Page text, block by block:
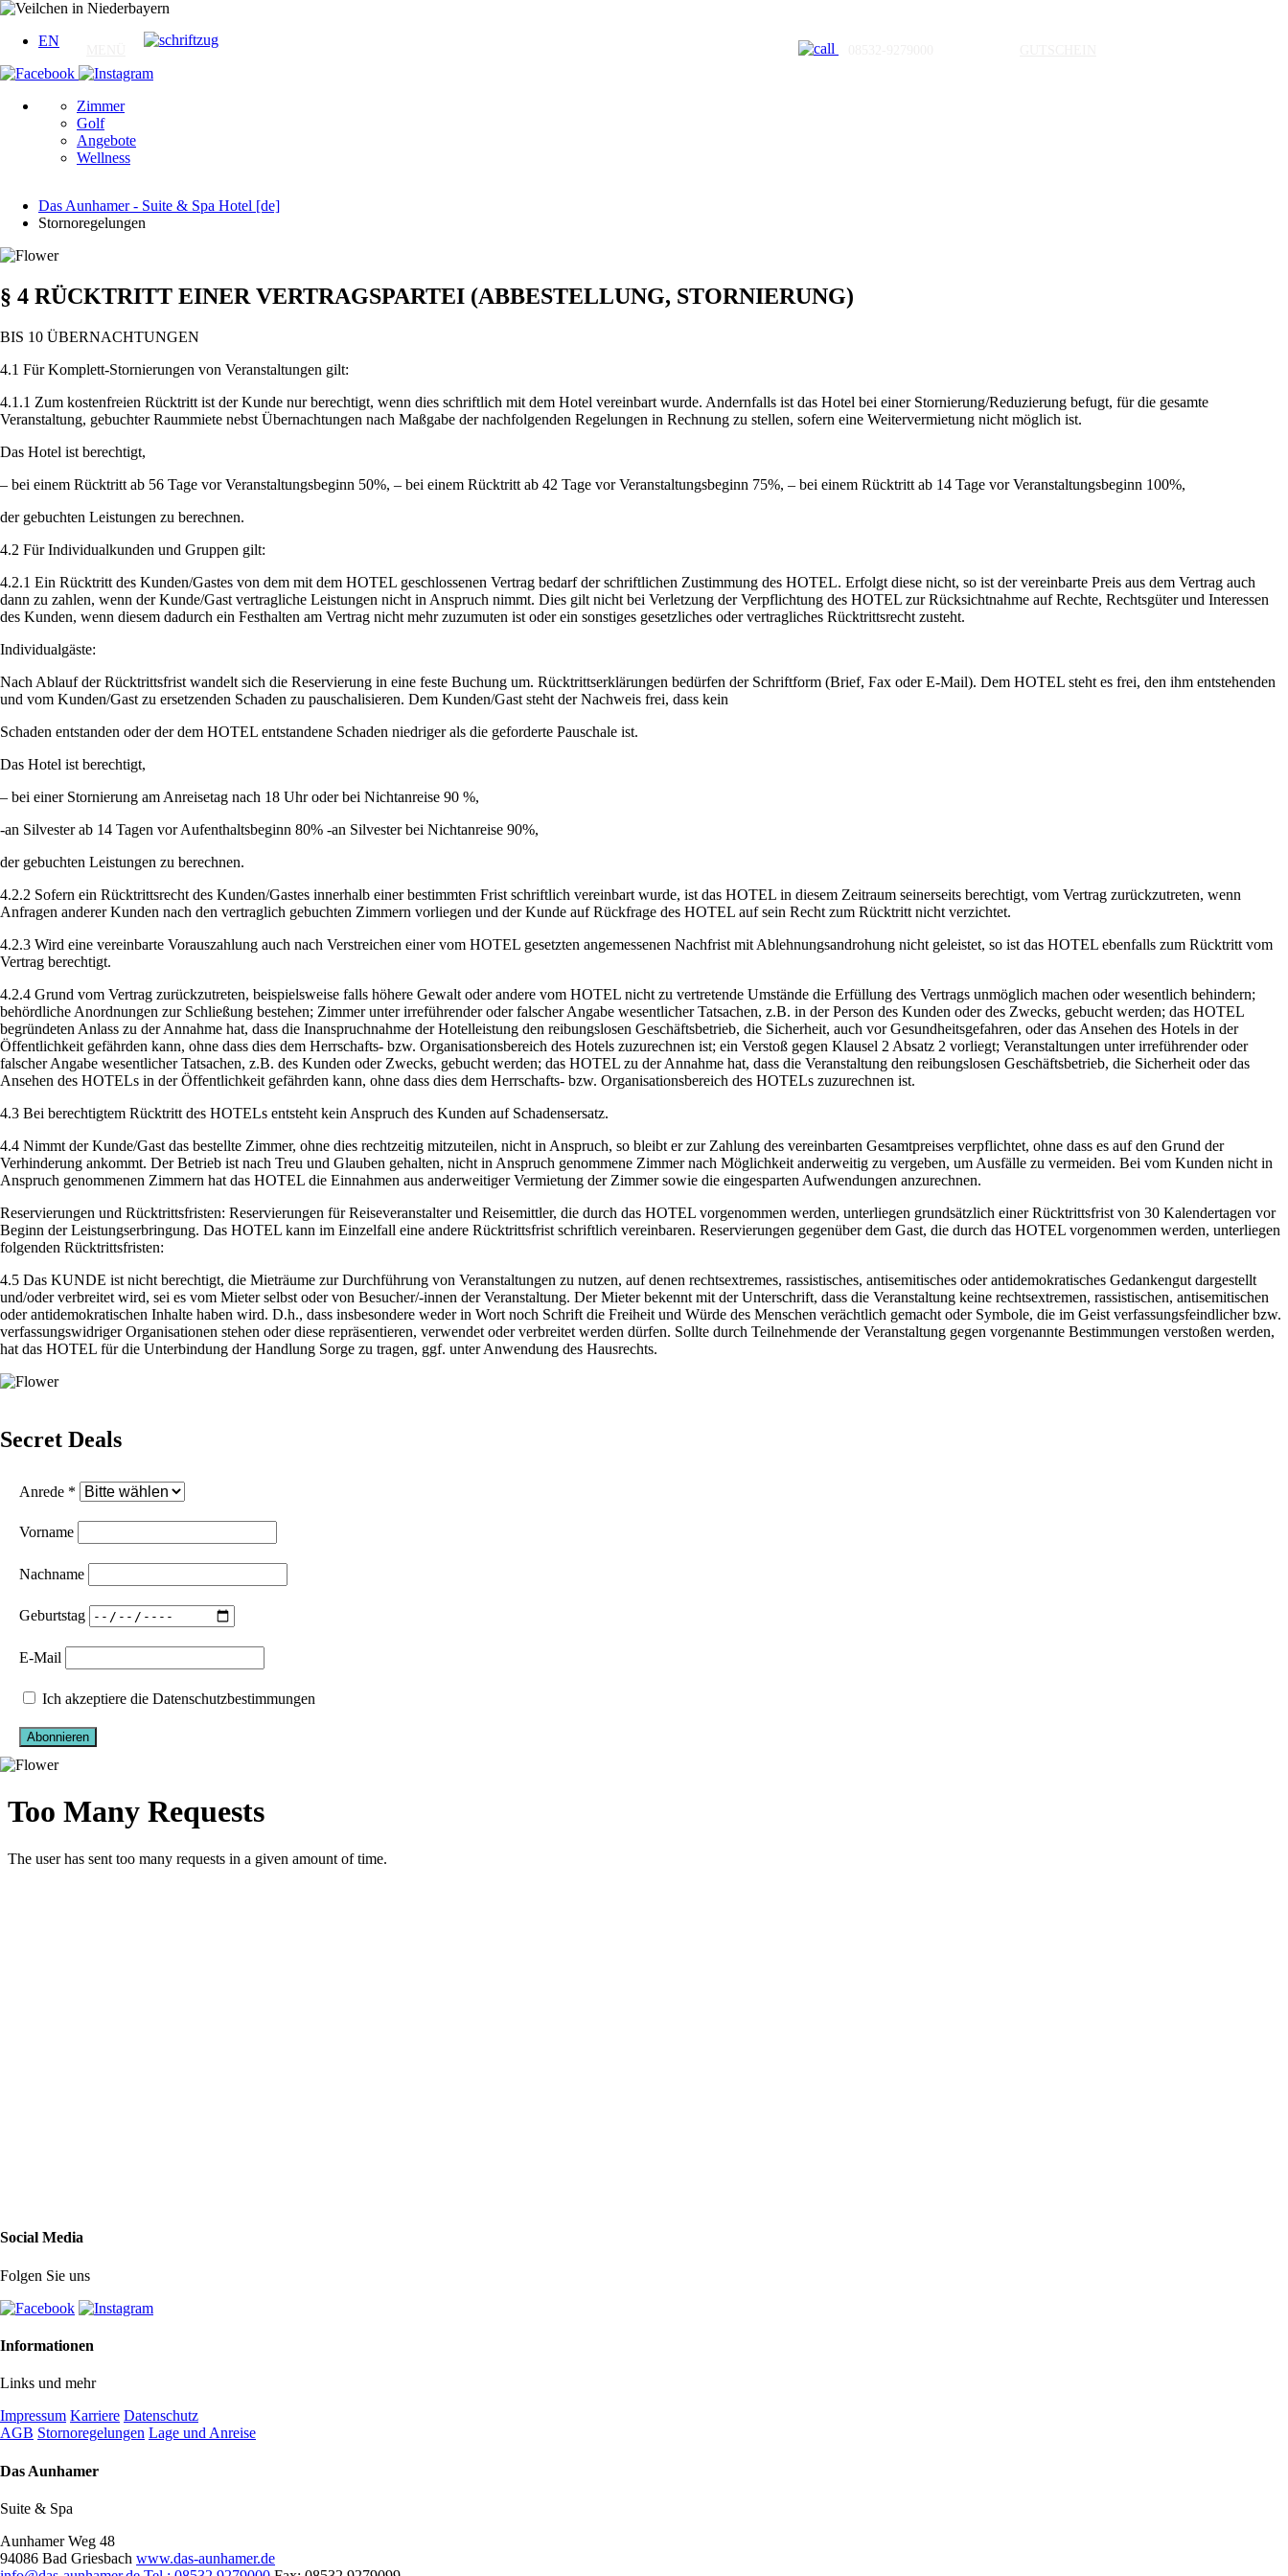
EN
Zimmer
Golf
Angebote
Wellness
Das Aunhamer - Suite & Spa Hotel [de]
Stornoregelungen
§ 4 RÜCKTRITT EINER VERTRAGSPARTEI (ABBESTELLUNG, STORNIERUNG)
BIS 10 ÜBERNACHTUNGEN
4.1 Für Komplett-Stornierungen von Veranstaltungen gilt:
4.1.1 Zum kostenfreien Rücktritt ist der Kunde nur berechtigt, wenn dies schriftlich mit dem Hotel vereinbart wurde. Andernfalls ist das Hotel bei einer Stornierung/Reduzierung befugt, für die gesamte
Veranstaltung, gebuchter Raummiete nebst Übernachtungen nach Maßgabe der nachfolgenden Regelungen in Rechnung zu stellen, sofern eine Weitervermietung nicht möglich ist.
Das Hotel ist berechtigt,
– bei einem Rücktritt ab 56 Tage vor Veranstaltungsbeginn 50%, – bei einem Rücktritt ab 42 Tage vor Veranstaltungsbeginn 75%, – bei einem Rücktritt ab 14 Tage vor Veranstaltungsbeginn 100%,
der gebuchten Leistungen zu berechnen.
4.2 Für Individualkunden und Gruppen gilt:
4.2.1 Ein Rücktritt des Kunden/Gastes von dem mit dem HOTEL geschlossenen Vertrag bedarf der schriftlichen Zustimmung des HOTEL. Erfolgt diese nicht, so ist der vereinbarte Preis aus dem Vertrag auch
dann zu zahlen, wenn der Kunde/Gast vertragliche Leistungen nicht in Anspruch nimmt. Dies gilt nicht bei Verletzung der Verpflichtung des HOTEL zur Rücksichtnahme auf Rechte, Rechtsgüter und Interessen
des Kunden, wenn diesem dadurch ein Festhalten am Vertrag nicht mehr zuzumuten ist oder ein sonstiges gesetzliches oder vertragliches Rücktrittsrecht zusteht.
Individualgäste:
Nach Ablauf der Rücktrittsfrist wandelt sich die Reservierung in eine feste Buchung um. Rücktrittserklärungen bedürfen der Schriftform (Brief, Fax oder E-Mail). Dem HOTEL steht es frei, den ihm entstehenden
und vom Kunden/Gast zu ersetzenden Schaden zu pauschalisieren. Dem Kunden/Gast steht der Nachweis frei, dass kein
Schaden entstanden oder der dem HOTEL entstandene Schaden niedriger als die geforderte Pauschale ist.
Das Hotel ist berechtigt,
– bei einer Stornierung am Anreisetag nach 18 Uhr oder bei Nichtanreise 90 %,
-an Silvester ab 14 Tagen vor Aufenthaltsbeginn 80% -an Silvester bei Nichtanreise 90%,
der gebuchten Leistungen zu berechnen.
4.2.2 Sofern ein Rücktrittsrecht des Kunden/Gastes innerhalb einer bestimmten Frist schriftlich vereinbart wurde, ist das HOTEL in diesem Zeitraum seinerseits berechtigt, vom Vertrag zurückzutreten, wenn
Anfragen anderer Kunden nach den vertraglich gebuchten Zimmern vorliegen und der Kunde auf Rückfrage des HOTEL auf sein Recht zum Rücktritt nicht verzichtet.
4.2.3 Wird eine vereinbarte Vorauszahlung auch nach Verstreichen einer vom HOTEL gesetzten angemessenen Nachfrist mit Ablehnungsandrohung nicht geleistet, so ist das HOTEL ebenfalls zum Rücktritt vom
Vertrag berechtigt.
4.2.4 Grund vom Vertrag zurückzutreten, beispielsweise falls höhere Gewalt oder andere vom HOTEL nicht zu vertretende Umstände die Erfüllung des Vertrags unmöglich machen oder wesentlich behindern;
behördliche Anordnungen zur Schließung bestehen; Zimmer unter irreführender oder falscher Angabe wesentlicher Tatsachen, z.B. in der Person des Kunden oder des Zwecks, gebucht werden; das HOTEL
begründeten Anlass zu der Annahme hat, dass die Inanspruchnahme der Hotelleistung den reibungslosen Geschäftsbetrieb, die Sicherheit, auch vor Gesundheitsgefahren, oder das Ansehen des Hotels in der
Öffentlichkeit gefährden kann, ohne dass dies dem Herrschafts- bzw. Organisationsbereich des Hotels zuzurechnen ist; ein Verstoß gegen Klausel 2 Absatz 2 vorliegt; Veranstaltungen unter irreführender oder
falscher Angabe wesentlicher Tatsachen, z.B. des Kunden oder Zwecks, gebucht werden; das HOTEL zu der Annahme hat, dass die Veranstaltung den reibungslosen Geschäftsbetrieb, die Sicherheit oder das
Ansehen des HOTELs in der Öffentlichkeit gefährden kann, ohne dass dies dem Herrschafts- bzw. Organisationsbereich des HOTELs zuzurechnen ist.
4.3 Bei berechtigtem Rücktritt des HOTELs entsteht kein Anspruch des Kunden auf Schadensersatz.
4.4 Nimmt der Kunde/Gast das bestellte Zimmer, ohne dies rechtzeitig mitzuteilen, nicht in Anspruch, so bleibt er zur Zahlung des vereinbarten Gesamtpreises verpflichtet, ohne dass es auf den Grund der
Verhinderung ankommt. Der Betrieb ist nach Treu und Glauben gehalten, nicht in Anspruch genommene Zimmer nach Möglichkeit anderweitig zu vergeben, um Ausfälle zu vermeiden. Bei vom Kunden nicht in
Anspruch genommenen Zimmern hat das HOTEL die Einnahmen aus anderweitiger Vermietung der Zimmer sowie die eingesparten Aufwendungen anzurechnen.
Reservierungen und Rücktrittsfristen: Reservierungen für Reiseveranstalter und Reisemittler, die durch das HOTEL vorgenommen werden, unterliegen grundsätzlich einer Rücktrittsfrist von 30 Kalendertagen vor
Beginn der Leistungserbringung. Das HOTEL kann im Einzelfall eine andere Rücktrittsfrist schriftlich vereinbaren. Reservierungen gegenüber dem Gast, die durch das HOTEL vorgenommen werden, unterliegen
folgenden Rücktrittsfristen:
4.5 Das KUNDE ist nicht berechtigt, die Mieträume zur Durchführung von Veranstaltungen zu nutzen, auf denen rechtsextremes, rassistisches, antisemitisches oder antidemokratisches Gedankengut dargestellt
und/oder verbreitet wird, sei es vom Mieter selbst oder von Besucher/-innen der Veranstaltung. Der Mieter bekennt mit der Unterschrift, dass die Veranstaltung keine rechtsextremen, rassistischen, antisemitischen
oder antidemokratischen Inhalte haben wird. D.h., dass insbesondere weder in Wort noch Schrift die Freiheit und Würde des Menschen verächtlich gemacht oder Symbole, die im Geist verfassungsfeindlicher bzw.
verfassungswidriger Organisationen stehen oder diese repräsentieren, verwendet oder verbreitet werden dürfen. Sollte durch Teilnehmende der Veranstaltung gegen vorgenannte Bestimmungen verstoßen werden,
hat das HOTEL für die Unterbindung der Handlung Sorge zu tragen, ggf. unter Anwendung des Hausrechts.
Secret Deals
Anrede *
Vorname
Nachname
Geburtstag
E-Mail
Ich akzeptiere die Datenschutzbestimmungen
Abonnieren
Social Media
Folgen Sie uns
Informationen
Links und mehr
Impressum Karriere Datenschutz
AGB Stornoregelungen Lage und Anreise
Das Aunhamer
Suite & Spa
Aunhamer Weg 48
94086 Bad Griesbach www.das-aunhamer.de